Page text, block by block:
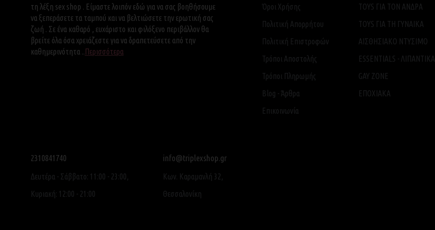
τη λέξη sex shop . Είμαστε λοιπόν εδώ για να σας βοηθήσουμε
να ξεπεράσετε τα ταμπού και να βελτιώσετε την ερωτική σας
ζωή . Σε ένα καθαρό , ευχάριστο και φιλόξενο περιβάλλον θα
βρείτε όλα όσα χρειάζεστε για να δραπετεύσετε από την
καθημερινότητα .. Περισσότερα
Όροι Χρήσης
Πολιτική Απορρήτου
Πολιτική Επιστροφών
Τρόποι Αποστολής
Τρόποι Πληρωμής
Blog - Άρθρα
Επικοινωνία
TOYS ΓΙΑ ΤΟΝ ΑΝΔΡΑ
TOYS ΓΙΑ ΤH ΓΥΝΑΙΚΑ
ΑΙΣΘΗΣΙΑΚΟ ΝΤΥΣΙΜΟ
ESSENTIALS - ΛΙΠΑΝΤΙΚΑ
GAY ZONE
ΕΠΟΧΙΑΚΑ
2310841740
Δευτέρα - Σάββατο: 11:00 - 23:00,
Κυριακή: 12:00 - 21:00
info@triplexshop.gr
Κων. Καραμανλή 32,
Θεσσαλονίκη